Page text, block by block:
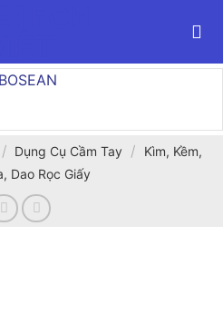
/ Dụng Cụ Cầm Tay /
Kìm, Kềm,
Dao Rọc Giấy